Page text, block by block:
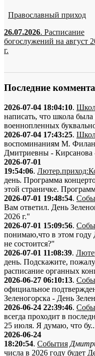
Православный приход
26.07.2026. Расписание
богослужений на август
г.
Последние
2026-07-04 18:04:10.
написать, что школа
военнопленных
2026-07-04 17:43:25.
воспоминаниям М.
Дмитриевны - Кирсанова
2026-07-01
19:54:06.
день. Программа
этой страничке.
2026-07-01 19:48:54.
Вам ответил. День
2026 г."
2026-07-01 15:09:56.
понимаю,что в этом году
не состоится?"
2026-07-01 11:08:39.
день. Подскажите,
расписание органных
2026-06-27 06:10:13.
официальное
Зеленогорска - День
2026-06-24 22:39:46.
всегда проходит в
25 июля. Я думаю, что
2026-06-24
18:20:54. События
числа в 2026 году будет